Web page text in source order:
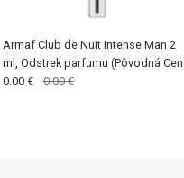
Armaf Club de Nuit Intense Man 2
ml, Odstrek parfumu (Pôvodná Cena
€1,99)
0.00 € 0.00 €